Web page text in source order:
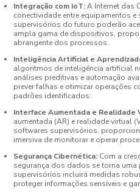
Integração com IoT:A Internet das
conectividade entre equipamentos
supervisórios do futuro poderão
ampla gama de dispositivos,
abrangente dos processos.
Inteligência Artificial e
algoritmos de inteligência artificial
análises preditivas e automação
prever falhas e otimizar operações
padrões identificados.
Interface Aumentada e Realidade
aumentada (AR) e realidade virtual
softwares supervisórios,
imersiva de monitorar e operar
Segurança Cibernética: Com a
segurança dos dados se torna
supervisórios incluirá medidas
proteger informações sensíveis e